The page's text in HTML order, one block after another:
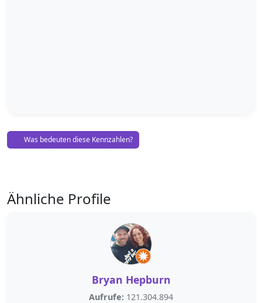
Was bedeuten diese Kennzahlen?
Ähnliche Profile
Bryan Hepburn
Aufrufe: 121.304.894